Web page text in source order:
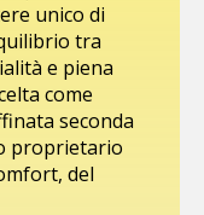
unico di
tra
e piena
come
seconda
proprietario
del